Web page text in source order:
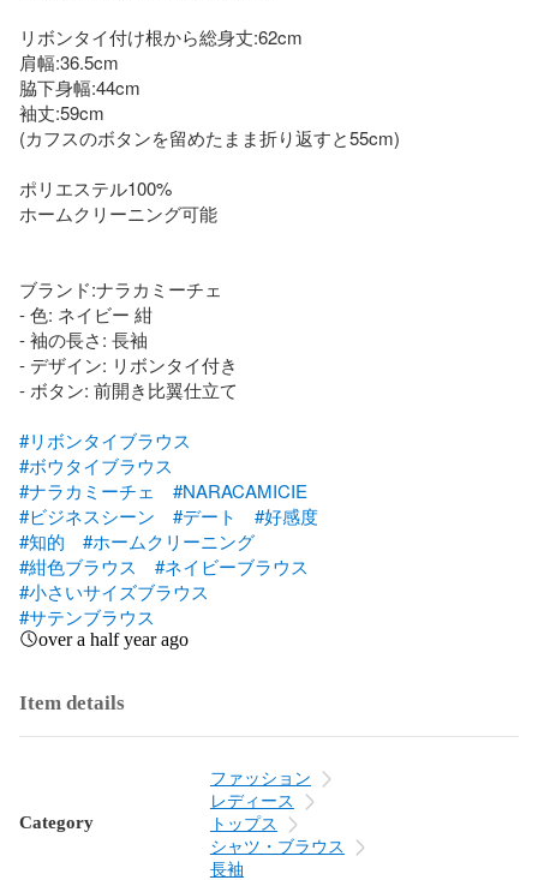
リボンタイ付け根から総身丈:62cm
肩幅:36.5cm
脇下身幅:44cm
袖丈:59cm
(カフスのボタンを留めたまま折り返すと55cm)
ポリエステル100%
ホームクリーニング可能
ブランド:ナラカミーチェ
- 色: ネイビー 紺
- 袖の長さ: 長袖
- デザイン: リボンタイ付き
- ボタン: 前開き比翼仕立て
#リボンタイブラウス
#ボウタイブラウス
#ナラカミーチェ
#NARACAMICIE
#ビジネスシーン
#デート
#好感度
#知的
#ホームクリーニング
#紺色ブラウス
#ネイビーブラウス
#小さいサイズブラウス
#サテンブラウス
over a half year ago
Item details
Category
ファッション
レディース
トップス
シャツ・ブラウス
長袖